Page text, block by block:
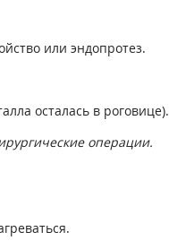
или эндопротез.
осталась в роговице).
операции.